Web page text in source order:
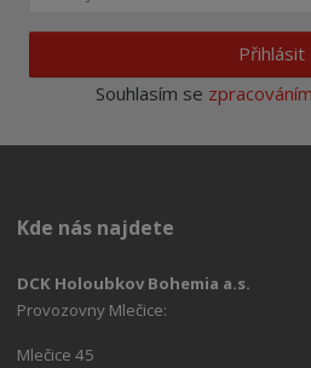
Přihlásit
Souhlasím se
Kde nás najdete
DCK Holoubkov Bohemia a.s.
Provozovny Mlečice:
Mlečice 45